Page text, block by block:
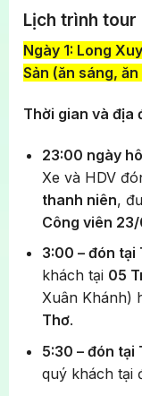
Lịch trình tour
Ngày 1: Long
Sản (ăn sáng,
Thời gian và địa
23:00 ngày
Xe và HDV
thanh niên,
Công viên
3:00 – đón tại
khách tại 05
Xuân Khánh)
Thơ.
5:30 – đón tại
quý khách tại